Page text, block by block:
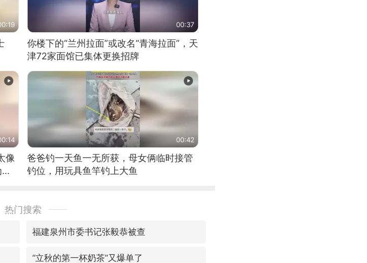
00:37
你楼下的“兰州拉面”或改名“青海拉面”，天
津72家面馆已集体更换招牌
像
00:42
爸爸钓一天鱼一无所获，母女俩临时接管
钓位，用玩具鱼竿钓上大鱼
热门搜索
福建泉州市委书记张毅恭被查
“立秋的第一杯奶茶”又爆单了